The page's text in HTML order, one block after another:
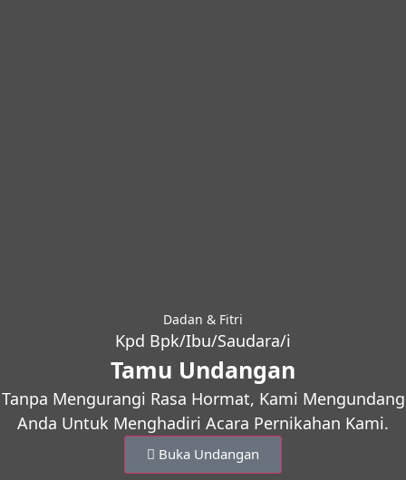
Dadan & Fitri
Kpd Bpk/Ibu/Saudara/i
Tamu Undangan
Tanpa Mengurangi Rasa Hormat, Kami Mengundang
Anda Untuk Menghadiri Acara Pernikahan Kami.
Buka Undangan